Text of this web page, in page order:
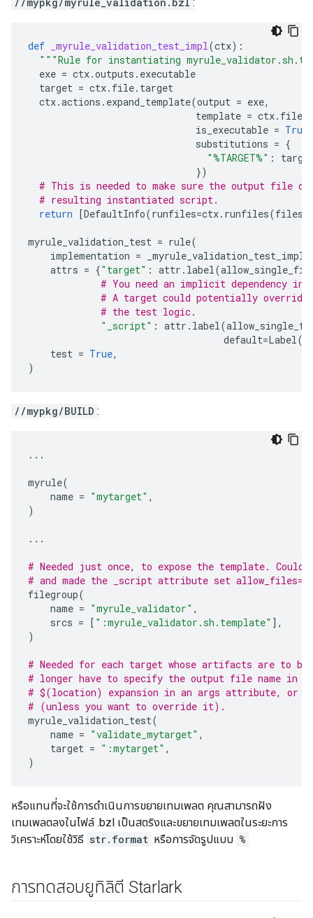
def _myrule_validation_test_impl(ctx):
"""Rule for instantiating
exe = ctx.outputs . executable
target = ctx. file. target
ctx.actions . expand_template(output = exe,
template = ctx. file
is_executable = True
substitutions = {
"%TARGET%" :
})
# This is needed to make sure the output file
# resulting instantiated script.
return [DefaultInfo(runfiles=ctx. runfiles(files
myrule_validation_test = rule(
implementation = _myrule_validation_test_impl
attrs = {"target" : attr . label(
# You need an implicit dependency
# A target could potentially
# the test logic.
"_script" : attr . label(
default=Label(
test = True,
)
//mypkg/BUILD :
...
myrule(
name = "mytarget" ,
)
...
# Needed just once, to expose the template.
# and made the _script attribute set
filegroup(
name = "myrule_validator" ,
srcs = [ ":myrule_validator.sh.template" ],
)
# Needed for each target whose artifacts are to be
# longer have to specify the output file name in
# $(location) expansion in an args attribute, or
# (unless you want to override it).
myrule_validation_test(
name = "validate_mytarget" ,
target = ":mytarget" ,
)
หรือแทนที่จะใช้การดำเนินการขยายเทมเพลต คุณสามารถฝัง
เทมเพลตลงในไฟล์ .bzl เป็นสตริงและขยายเทมเพลตในระยะการ
วิเคราะห์โดยใช้วิธี str.format หรือการจัดรูปแบบ %
การทดสอบยูทิลิตี Starlark